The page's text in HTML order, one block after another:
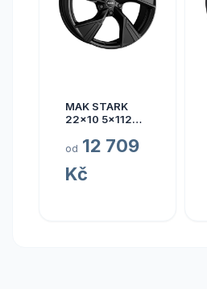
MAK STARK
22x10 5x112
od 12 709
Kč